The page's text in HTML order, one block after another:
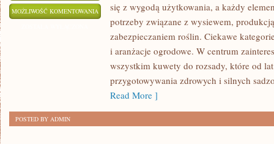
MOŻLIWOŚĆ KOMENTOWANIA OCHRONA
ROŚLIN
się z wygodą użytkowania, a każdy
potrzeby związane z wysiewem,
zabezpieczaniem roślin. Ciekawe
i aranżacje ogrodowe. W centrum
wszystkim kuwety do rozsady, które od
przygotowywania zdrowych i silnych
Read More ]
POSTED BY ADMIN